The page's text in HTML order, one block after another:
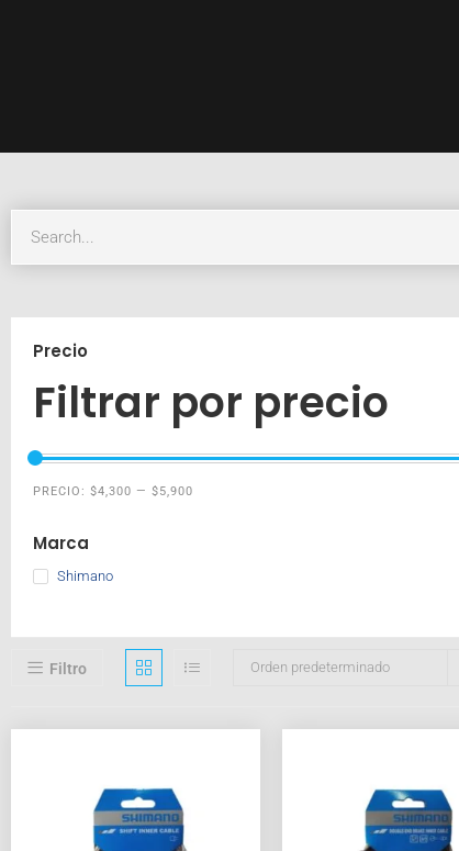
Precio
Filtrar por precio
PRECIO: $4,300 — $5,900
Marca
Shimano
Filtro Orden predeterminado